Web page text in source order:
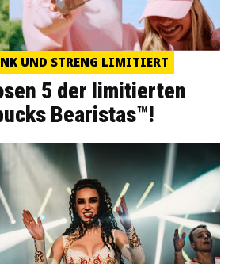
UND STRENG LIMITIERT
5 der limitierten
Bearistas™!